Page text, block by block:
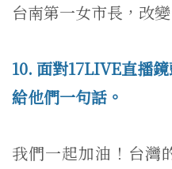
台南第一女市長，改
10. 面對17LIVE直播
給他們一句話。
我們一起加油！台灣